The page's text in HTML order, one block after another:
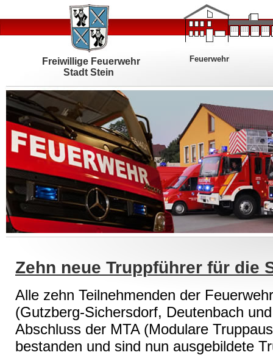
Freiwillige Feuerwehr
Stadt Stein
Feuerwehr
Zehn neue Truppführer für die
Alle zehn Teilnehmenden der
(Gutzberg-Sichersdorf, Deutenbach
Abschluss der MTA (Modulare
bestanden und sind nun ausgebildete